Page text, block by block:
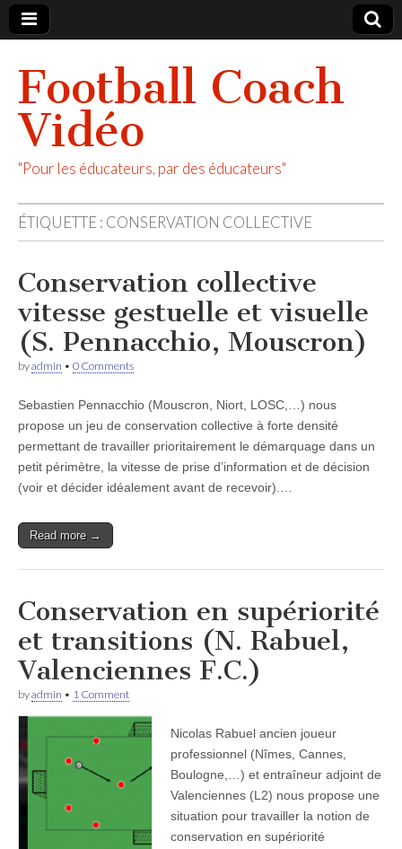
Football Coach
Vidéo
"Pour les éducateurs, par des éducateurs"
ÉTIQUETTE : CONSERVATION COLLECTIVE
Conservation collective
vitesse gestuelle et visuelle
(S. Pennacchio, Mouscron)
byadmin • 0 Comments
Sebastien Pennacchio (Mouscron, Niort, LOSC,…) nous
propose un jeu de conservation collective à forte densité
permettant de travailler prioritairement le démarquage dans un
petit périmètre, la vitesse de prise d’information et de décision
(voir et décider idéalement avant de recevoir).…
Read more →
Conservation en supériorité
et transitions (N. Rabuel,
Valenciennes F.C.)
byadmin • 1 Comment
Nicolas Rabuel ancien joueur
professionnel (Nîmes, Cannes,
Boulogne,…) et entraîneur adjoint de
Valenciennes (L2) nous propose une
situation pour travailler la notion de
conservation en supériorité